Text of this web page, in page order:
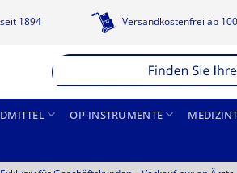
1894 Versandkostenfrei ab
OP-INSTRUMENTE